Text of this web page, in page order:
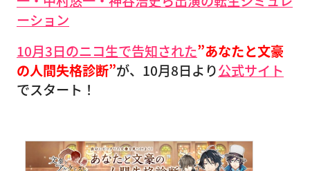
ーション
10月3日のニコ生で告知された”あなたと文豪
の人間失格診断”が、10月8日より公式サイト
でスタート！